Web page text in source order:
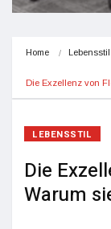
Home Lebensstil
Die Exzellenz von
LEBENSSTIL
Die
Warum